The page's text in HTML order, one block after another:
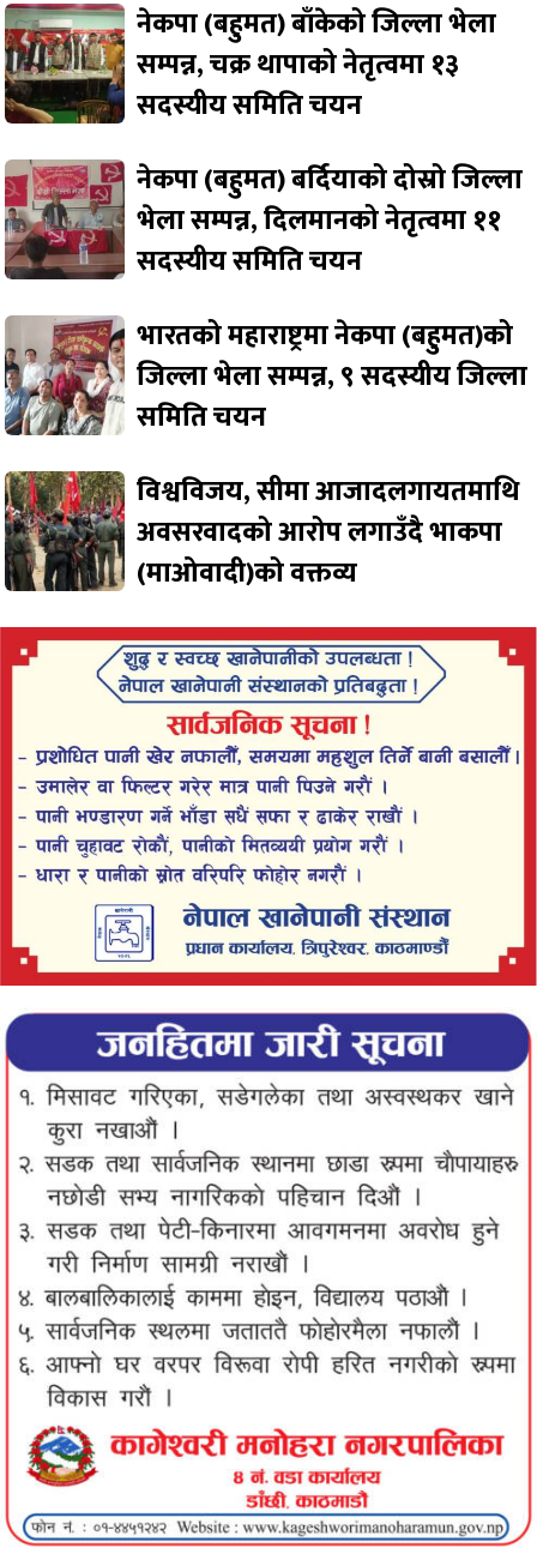
नेकपा (बहुमत) बाँकेको जिल्ला भेला
सम्पन्न, चक्र थापाको नेतृत्वमा १३
सदस्यीय समिति चयन
नेकपा (बहुमत) बर्दियाको दोस्रो जिल्ला
भेला सम्पन्न, दिलमानको नेतृत्वमा ११
सदस्यीय समिति चयन
भारतको महाराष्ट्रमा नेकपा (बहुमत)को
जिल्ला भेला सम्पन्न, ९ सदस्यीय जिल्ला
समिति चयन
विश्वविजय, सीमा आजादलगायतमाथि
अवसरवादको आरोप लगाउँदै भाकपा
(माओवादी)को वक्तव्य